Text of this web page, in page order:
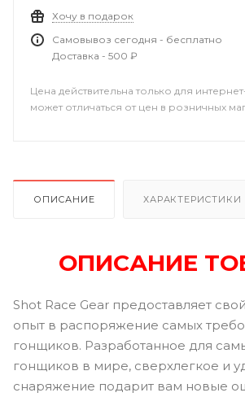
Хочу в подарок
Самовывоз сегодня - бесплатно
Доставка - 500 ₽
Цена действительна только для
может отличаться от цен в розничных
ОПИСАНИЕ ХАРАКТЕРИСТИКИ
ОПИСАНИЕ
Shot Race Gear предоставляет
опыт в распоряжение самых
гонщиков. Разработанное для
гонщиков в мире, сверхлегкое и
снаряжение подарит вам новые